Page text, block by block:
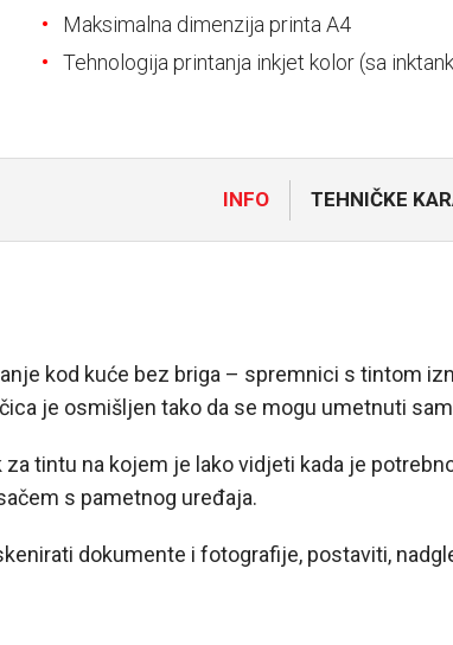
Maksimalna dimenzija printa A4
Tehnologija printanja inkjet kolor (sa
INFO TEHNIČKE
kod kuće bez briga – spremnici s tintom
je osmišljen tako da se mogu umetnuti
tintu na kojem je lako vidjeti kada je
s pametnog uređaja.
dokumente i fotografije, postaviti,